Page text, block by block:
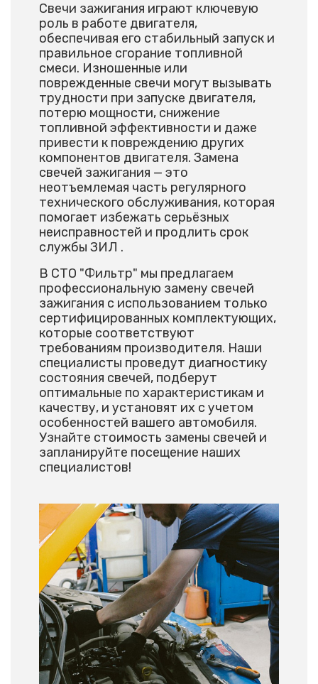
Свечи зажигания играют ключевую
роль в работе двигателя,
обеспечивая его стабильный запуск и
правильное сгорание топливной
смеси. Изношенные или
поврежденные свечи могут вызывать
трудности при запуске двигателя,
потерю мощности, снижение
топливной эффективности и даже
привести к повреждению других
компонентов двигателя. Замена
свечей зажигания — это
неотъемлемая часть регулярного
технического обслуживания, которая
помогает избежать серьёзных
неисправностей и продлить срок
службы ЗИЛ .
В СТО "Фильтр" мы предлагаем
профессиональную замену свечей
зажигания с использованием только
сертифицированных комплектующих,
которые соответствуют
требованиям производителя. Наши
специалисты проведут диагностику
состояния свечей, подберут
оптимальные по характеристикам и
качеству, и установят их с учетом
особенностей вашего автомобиля.
Узнайте стоимость замены свечей и
запланируйте посещение наших
специалистов!